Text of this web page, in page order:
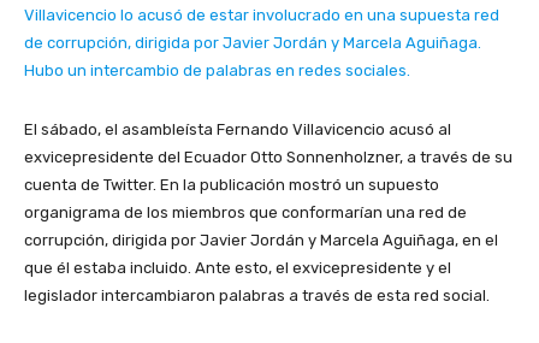
Villavicencio lo acusó de estar involucrado en una supuesta red
de corrupción, dirigida por Javier Jordán y Marcela Aguiñaga.
Hubo un intercambio de palabras en redes sociales.
El sábado, el asambleísta Fernando Villavicencio acusó al
exvicepresidente del Ecuador Otto Sonnenholzner, a través de su
cuenta de Twitter. En la publicación mostró un supuesto
organigrama de los miembros que conformarían una red de
corrupción, dirigida por Javier Jordán y Marcela Aguiñaga, en el
que él estaba incluido. Ante esto, el exvicepresidente y el
legislador intercambiaron palabras a través de esta red social.